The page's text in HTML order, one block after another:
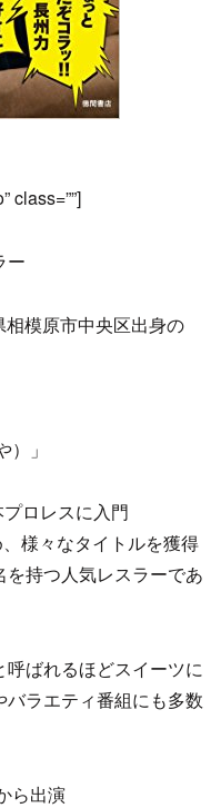
class=””]
ー
模原市中央区出身の
」
ロレスに入門
様々なタイトルを獲得
持つ人気レスラーであ
ばれるほどスイーツに
ラエティ番組にも多数
ら出演